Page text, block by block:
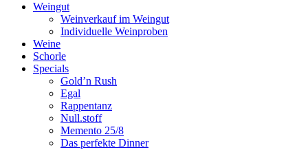
Weingut
Weinverkauf im Weingut
Individuelle Weinproben
Weine
Schorle
Specials
Gold’n Rush
Egal
Rappentanz
Null.stoff
Memento 25/8
Das perfekte Dinner